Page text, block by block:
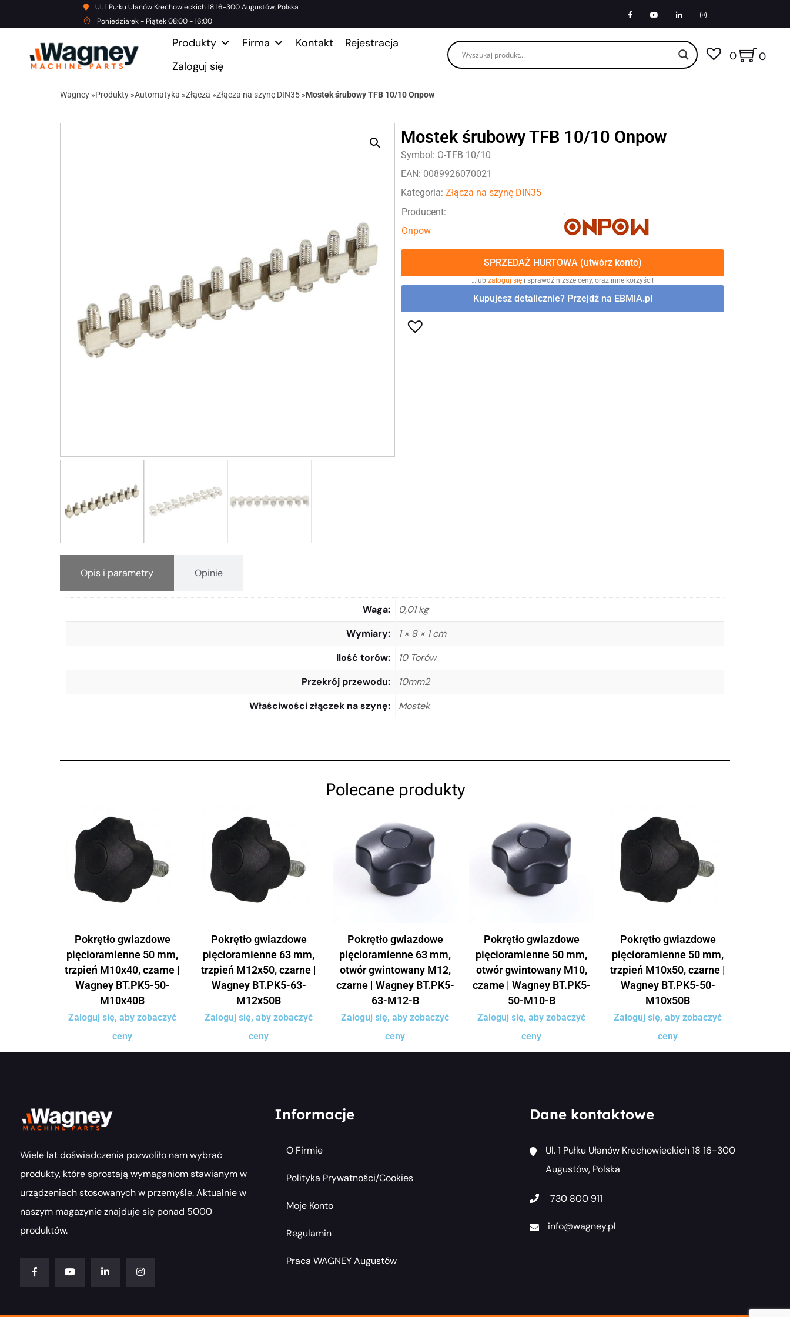
Ul. 1 Pułku Ułanów Krechowieckich 18 16-300 Augustów, Polska
Poniedziałek - Piątek 08:00 - 16:00
Produkty Firma Kontakt
Rejestracja
Zaloguj się
0 0
Wagney »Produkty »Automatyka »Złącza »Złącza na szynę DIN35 »Mostek śrubowy TFB 10/10 Onpow
Mostek śrubowy TFB 10/10 Onpow
Symbol: O-TFB 10/10
EAN: 0089926070021
Kategoria: Złącza na szynę DIN35
Producent:
Onpow
SPRZEDAŻ HURTOWA (utwórz konto)
…lub zaloguj się i sprawdź niższe ceny, oraz inne korzyści!
Kupujesz detalicznie? Przejdź na EBMiA.pl
Opis i parametry Opinie
Waga
0,01 kg
Wymiary
1 × 8 × 1 cm
Ilość torów
10 Torów
Przekrój przewodu
10mm2
Właściwości złączek na szynę
Mostek
Polecane produkty
Pokrętło gwiazdowe
pięcioramienne 50 mm,
trzpień M10x40, czarne |
Wagney BT.PK5-50-
M10x40B
Zaloguj się, aby zobaczyć
ceny
Pokrętło gwiazdowe
pięcioramienne 63 mm,
trzpień M12x50, czarne |
Wagney BT.PK5-63-
M12x50B
Zaloguj się, aby zobaczyć
ceny
Pokrętło gwiazdowe
pięcioramienne 63 mm,
otwór gwintowany M12,
czarne | Wagney BT.PK5-
63-M12-B
Zaloguj się, aby zobaczyć
ceny
Pokrętło gwiazdowe
pięcioramienne 50 mm,
otwór gwintowany M10,
czarne | Wagney BT.PK5-
50-M10-B
Zaloguj się, aby zobaczyć
ceny
Pokrętło gwiazdowe
pięcioramienne 50 mm,
trzpień M10x50, czarne |
Wagney BT.PK5-50-
M10x50B
Zaloguj się, aby zobaczyć
ceny
Wiele lat doświadczenia pozwoliło nam wybrać
produkty, które sprostają wymaganiom stawianym w
urządzeniach stosowanych w przemyśle. Aktualnie w
naszym magazynie znajduje się ponad 5000
produktów.
Informacje
O Firmie
Polityka Prywatności/cookies
Moje Konto
Regulamin
Praca WAGNEY Augustów
Dane kontaktowe
Ul. 1 Pułku Ułanów Krechowieckich 18 16-300
Augustów, Polska
730 800 911
info@wagney.pl